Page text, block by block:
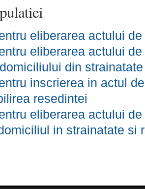
eliberarea actului
eliberarea actului
din
inscrierea in actul
resedintei
eliberarea actului
in strainatate si